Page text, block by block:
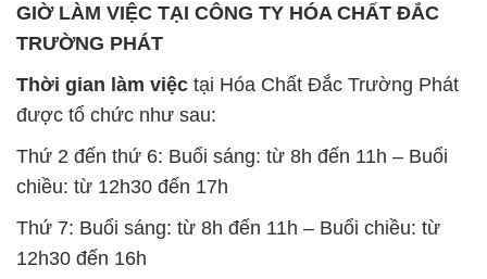
GIỜ LÀM VIỆC TẠI CÔNG TY HÓA CHẤT ĐẮC
TRƯỜNG PHÁT
Thời gian làm việc tại Hóa Chất Đắc Trường Phát
được tổ chức như sau:
Thứ 2 đến thứ 6: Buổi sáng: từ 8h đến 11h – Buổi
chiều: từ 12h30 đến 17h
Thứ 7: Buổi sáng: từ 8h đến 11h – Buổi chiều: từ
12h30 đến 16h